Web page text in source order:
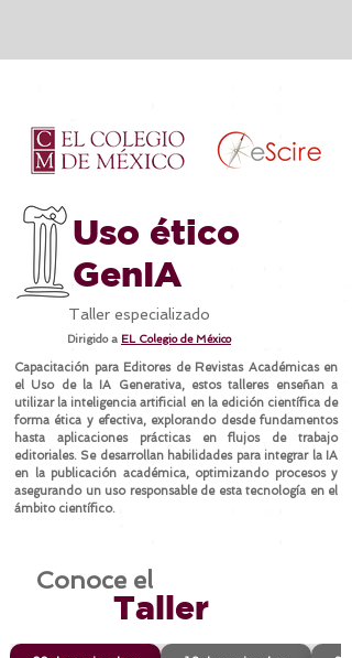
Uso ético
GenIA
Taller especializado
Dirigido a EL Colegio de México
Capacitación para Editores de Revistas Académicas en
el Uso de la IA Generativa, estos talleres enseñan a
utilizar la inteligencia artificial en la edición científica de
forma ética y efectiva, explorando desde fundamentos
hasta aplicaciones prácticas en flujos de trabajo
editoriales. Se desarrollan habilidades para integrar la IA
en la publicación académica, optimizando procesos y
asegurando un uso responsable de esta tecnología en el
ámbito científico.
Conoce el
Taller